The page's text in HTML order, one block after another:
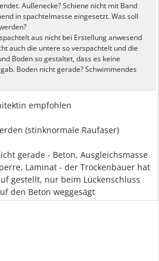
Außenecke? Schiene nicht mit Band
in spachtelmasse eingesetzt. Was soll
aus nicht bei Erstellung anwesend
auch die untere so verspachtelt und die
Boden so gestaltet, dass es keine
Boden nicht gerade? Schwimmendes
empfohlen
(stinknormale Raufaser)
gerade - Beton, Ausgleichsmasse
Laminat - der Trockenbauer hat
gestellt, nur beim Lückenschluss
den Beton weggesägt